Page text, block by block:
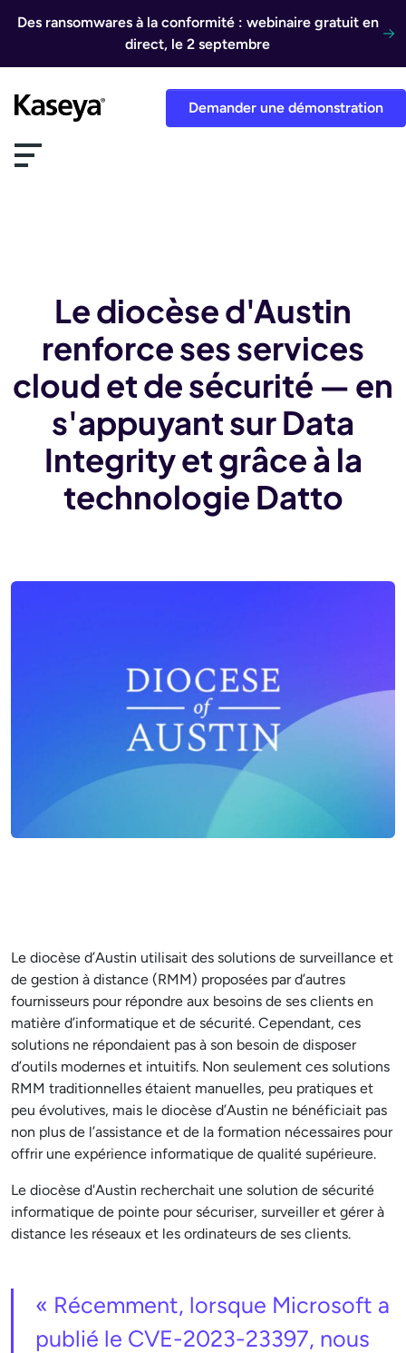
Des ransomwares à la conformité : webinaire gratuit en
direct, le 2 septembre
Demander une démonstration
Le diocèse d'Austin
renforce ses services
cloud et de sécurité — en
s'appuyant sur Data
Integrity et grâce à la
technologie Datto
Le diocèse d’Austin utilisait des solutions de surveillance et
de gestion à distance (RMM) proposées par d’autres
fournisseurs pour répondre aux besoins de ses clients en
matière d’informatique et de sécurité. Cependant, ces
solutions ne répondaient pas à son besoin de disposer
d’outils modernes et intuitifs. Non seulement ces solutions
RMM traditionnelles étaient manuelles, peu pratiques et
peu évolutives, mais le diocèse d’Austin ne bénéficiait pas
non plus de l’assistance et de la formation nécessaires pour
offrir une expérience informatique de qualité supérieure.
Le diocèse d'Austin recherchait une solution de sécurité
informatique de pointe pour sécuriser, surveiller et gérer à
distance les réseaux et les ordinateurs de ses clients.
« Récemment, lorsque Microsoft a
publié le CVE-2023-23397, nous